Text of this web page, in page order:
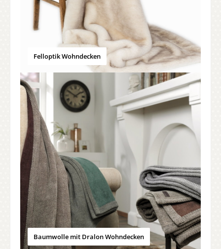
Felloptik Wohndecken
Baumwolle mit Dralon Wohndecken